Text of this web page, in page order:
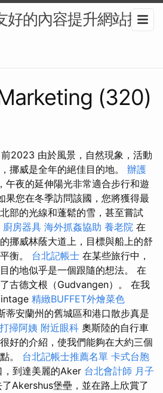
好的內容提升網站排
(320)
2023 由於風景，自然現象，活動
挪威是全年的絕佳目的地。 辦護
午夜的延伸陽光非常適合步行和遊
果您在冬季訪問該國，您將獲得最
部的光線和蓬鬆的雪，甚至嘗試
廚房器具 海外抓姦協助 養老院 在
挪威林蔭大道上，目標與船上的舒
衡。 台北記帳士 在某些旅行中，
的地似乎是一個跟隨的想法。 在
古德文根（Gudvangen）。 在我
精緻BUFFET外燴菜色
蒂安蘭州的舊城區和港口散步真是
打掃阿姨 附近眼科 奧斯陸的自行車
好的介紹，使我們能夠在大約三個
。 台北記帳士推薦名單 卡式台胞
到達美麗的Aker 台北會計師 月子
Akershus堡壘，並在路上欣賞了